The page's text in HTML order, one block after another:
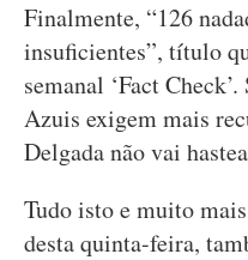
Finalmente, “126
insuficientes”, título
semanal ‘Fact
Azuis exigem mais
Delgada não vai
Tudo isto e muito
desta quinta-feira,